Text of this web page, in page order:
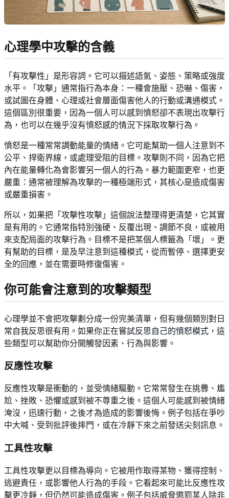
心理學中攻擊的含義
「有攻擊性」是形容詞。它可以描述語氣、姿態、策略或強度
水平。「攻擊」通常指行為本身：一種會施壓、恐嚇、傷害，
或試圖在身體、心理或社會層面傷害他人的行動或溝通模式。
這個區別很重要，因為一個人可以感到憤怒卻不表現出攻擊行
為，也可以在幾乎沒有憤怒感的情況下採取攻擊行為。
憤怒是一種常常調動能量的情緒。它可能幫助一個人注意到不
公平、捍衛界線，或處理受阻的目標。攻擊則不同，因為它把
內在能量轉化為會影響另一個人的行為。暴力範圍更窄，也更
嚴重：通常被理解為攻擊的一種極端形式，其核心是造成傷害
或嚴重損害。
所以，如果把「攻擊性攻擊」這個說法整理得更清楚，它其實
是有用的。它通常指特別強硬、反覆出現、調節不良，或被用
來支配局面的攻擊行為。目標不是把某個人標籤為「壞」。更
有幫助的目標，是及早注意到這種模式，從而暫停、選擇更安
全的回應，並在需要時修復傷害。
你可能會注意到的攻擊類型
心理學並不會把攻擊劃分成一份完美清單，但有幾個類別對日
常自我反思很有用。如果你正在嘗試反思自己的憤怒模式 ，這
些類型可以幫助你分開觸發因素、行為與影響。
反應性攻擊
反應性攻擊是衝動的，並受情緒驅動。它常常發生在挑釁、尷
尬、挫敗、恐懼或感到被不尊重之後。這個人可能感到被情緒
淹沒，迅速行動，之後才為造成的影響後悔。例子包括在爭吵
中大喊、受到批評後摔門，或在冷靜下來之前發送尖刻訊息。
工具性攻擊
工具性攻擊更以目標為導向。它被用作取得某物、獲得控制、
逃避責任，或影響他人行為的手段。它看起來可能比反應性攻
擊更冷靜，但仍然可能造成傷害。例子包括威脅懲罰某人除非